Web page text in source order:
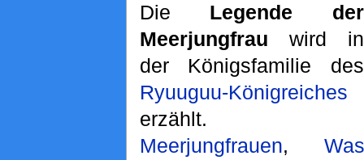
Die Legende der
Meerjungfrau wird in
der Königsfamilie des
Ryuuguu-Königreiches
erzählt.
Meerjungfrauen,